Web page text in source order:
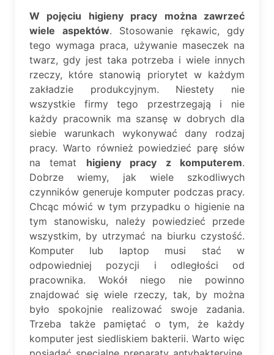
W pojęciu higieny pracy można zawrzeć
wiele aspektów. Stosowanie rękawic, gdy
tego wymaga praca, używanie maseczek na
twarz, gdy jest taka potrzeba i wiele innych
rzeczy, które stanowią priorytet w każdym
zakładzie produkcyjnym. Niestety nie
wszystkie firmy tego przestrzegają i nie
każdy pracownik ma szansę w dobrych dla
siebie warunkach wykonywać dany rodzaj
pracy. Warto również powiedzieć parę słów
na temat higieny pracy z komputerem.
Dobrze wiemy, jak wiele szkodliwych
czynników generuje komputer podczas pracy.
Chcąc mówić w tym przypadku o higienie na
tym stanowisku, należy powiedzieć przede
wszystkim, by utrzymać na biurku czystość.
Komputer lub laptop musi stać w
odpowiedniej pozycji i odległości od
pracownika. Wokół niego nie powinno
znajdować się wiele rzeczy, tak, by można
było spokojnie realizować swoje zadania.
Trzeba także pamiętać o tym, że każdy
komputer jest siedliskiem bakterii. Warto więc